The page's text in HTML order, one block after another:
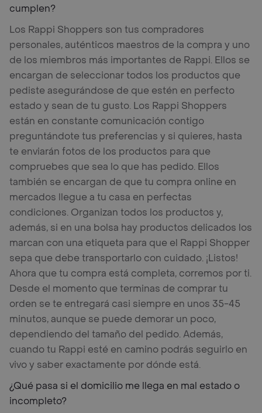
cumplen?
Los Rappi Shoppers son tus compradores
personales, auténticos maestros de la compra y uno
de los miembros más importantes de Rappi. Ellos se
encargan de seleccionar todos los productos que
pediste asegurándose de que estén en perfecto
estado y sean de tu gusto. Los Rappi Shoppers
están en constante comunicación contigo
preguntándote tus preferencias y si quieres, hasta
te enviarán fotos de los productos para que
compruebes que sea lo que has pedido. Ellos
también se encargan de que tu compra online en
mercados llegue a tu casa en perfectas
condiciones. Organizan todos los productos y,
además, si en una bolsa hay productos delicados los
marcan con una etiqueta para que el Rappi Shopper
sepa que debe transportarlo con cuidado. ¡Listos!
Ahora que tu compra está completa, corremos por ti.
Desde el momento que terminas de comprar tu
orden se te entregará casi siempre en unos 35-45
minutos, aunque se puede demorar un poco,
dependiendo del tamaño del pedido. Además,
cuando tu Rappi esté en camino podrás seguirlo en
vivo y saber exactamente por dónde está.
¿Qué pasa si el domicilio me llega en mal estado o
incompleto?